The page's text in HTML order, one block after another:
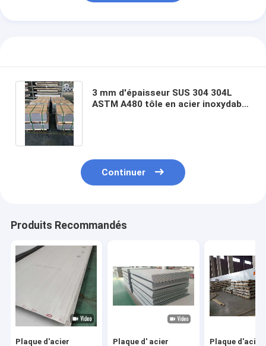
3 mm d'épaisseur SUS 304 304L
ASTM A480 tôle en acier inoxydable
Continuer
Produits Recommandés
Plaque d'acier Plaque d' acier Plaque d'acier